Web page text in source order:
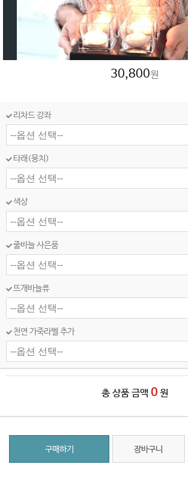
30,800원
리차드 강좌
타래(뭉치)
색상
줄바늘 사은품
뜨개바늘류
천연 가죽라벨 추가
총 상품 금액 0 원
구매하기 장바구니